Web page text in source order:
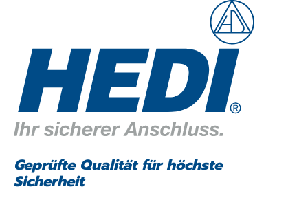
Geprüfte Qualität für höchste
Sicherheit